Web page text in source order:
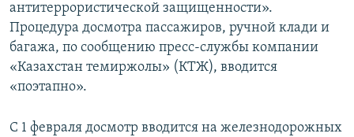
антитеррористической защищенности».
Процедура досмотра пассажиров, ручной клади и
багажа, по сообщению пресс-службы компании
«Казахстан темиржолы» (КТЖ), вводится
«поэтапно».
С 1 февраля досмотр вводится на железнодорожных